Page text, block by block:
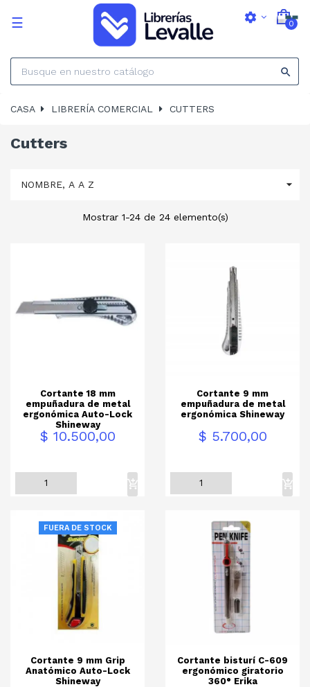

settings 0
Navegación
☰
CASA LIBRERÍA COMERCIAL CUTTERS
Cutters
NOMBRE, A A Z 
Mostrar 1-24 de 24 elemento(s)
Cortante 18 mm
empuñadura de metal
ergonómica Auto-Lock
Shineway
Precio$ 10.500,00
Cortante 9 mm
empuñadura de metal
ergonómica Shineway
Precio$ 5.700,00
FUERA DE STOCK
Cortante 9 mm Grip
Anatómico Auto-Lock
Shineway
Cortante bisturí C-609
ergonómico giratorio
360° Erika